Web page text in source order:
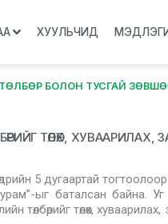
ХУУЛЬЧИД
БОЛОН ТУСГАЙ
ТӨЛӨХ,
5 дугаартай тогтоолоор “
журам”-ыг баталсан байна.
төлбөрийг төлөх,